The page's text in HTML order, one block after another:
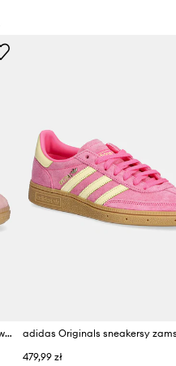
adidas Originals sneakersy zamszowe Muenchen
479,99 zł